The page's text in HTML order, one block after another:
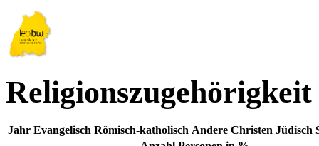
Jahr Evangelisch Römisch-katholisch Andere Christen Jüdisch